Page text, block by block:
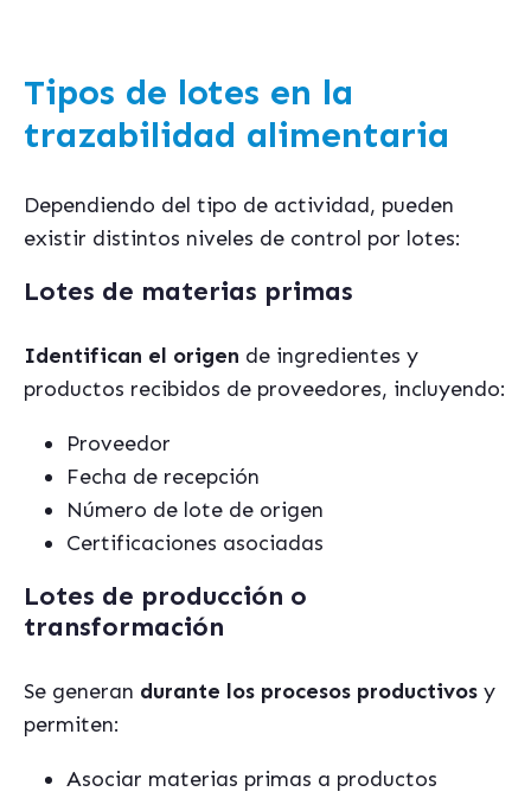
Tipos de lotes en la
trazabilidad alimentaria
Dependiendo del tipo de actividad, pueden
existir distintos niveles de control por lotes:
Lotes de materias primas
Identifican el origen de ingredientes y
productos recibidos de proveedores, incluyendo:
Proveedor
Fecha de recepción
Número de lote de origen
Certificaciones asociadas
Lotes de producción o
transformación
Se generan durante los procesos productivos y
permiten:
Asociar materias primas a productos